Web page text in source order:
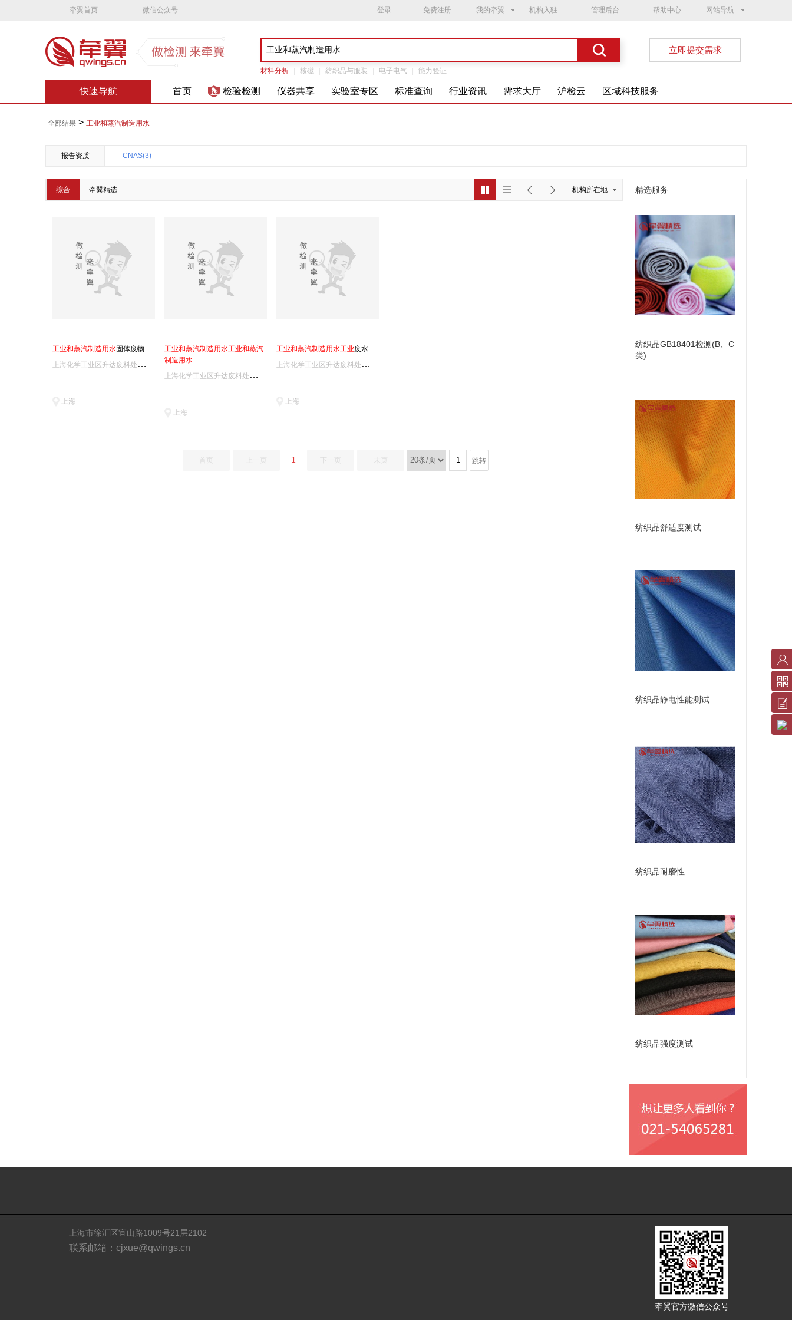
牵翼首页 微信公众号 登录 免费注册 我的牵翼 机构入驻 管理后台 帮助中心 网站导航
材料分析 核磁 纺织品与服装 电子电气 能力验证
立即提交需求
户
快速导航 首页 检验检测 仪器共享 实验室专区 标准查询 行业资讯 需求大厅 沪检云 区域科技服务
全部结果 > 工业和蒸汽制造用水
报告资质 CNAS(3)
综合 牵翼精选 机构所在地
工业和蒸汽制 造用水固体废物
上
海化学工业区升达废料处理有限公司实验室
上海
工业和蒸汽制 造用水工业和蒸汽
制 造用水
上
海化学工业区升达废料处理有限公司实验室
上海
工业和蒸汽制 造用水工业废水
上
海化学工业区升达废料处理有限公司实验室
上海
首页 1 跳转
精选服务
纺织品GB18401检测(B、C
类)
纺织品舒适度测试
纺织品静电性能测试
纺织品耐磨性
纺织品强度测试
上海市徐汇区宜山路1009号21层2102
联系邮箱：cjxue@qwings.cn
牵翼官方微信公众号